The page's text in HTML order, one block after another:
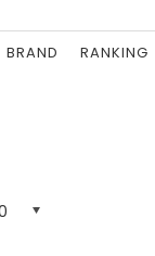
BRAND RANKING